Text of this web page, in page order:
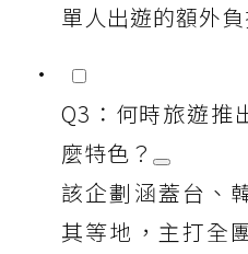
單人出遊的額外負
Q3：何時旅遊推
麼特色？
該企劃涵蓋台、
其等地，主打全